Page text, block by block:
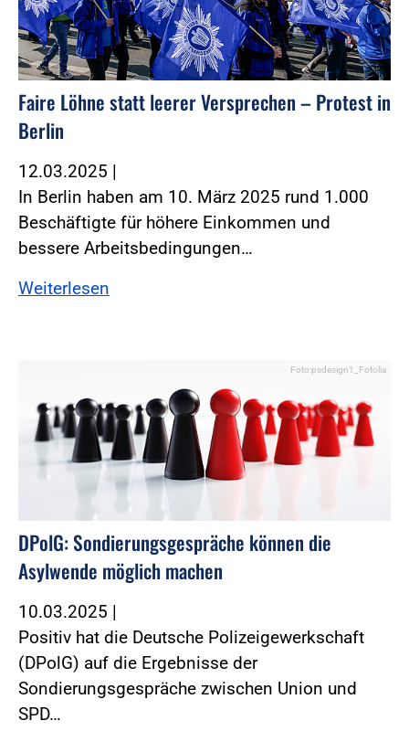
Faire Löhne statt leerer Versprechen – Protest in
Berlin
12.03.2025 |
In Berlin haben am 10. März 2025 rund 1.000
Beschäftigte für höhere Einkommen und
bessere Arbeitsbedingungen…
Weiterlesen
Foto:psdesign1_Fotolia
DPolG: Sondierungsgespräche können die
Asylwende möglich machen
10.03.2025 |
Positiv hat die Deutsche Polizeigewerkschaft
(DPolG) auf die Ergebnisse der
Sondierungsgespräche zwischen Union und
SPD…